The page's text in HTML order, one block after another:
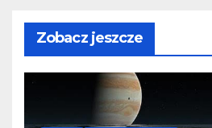
Zobacz jeszcze